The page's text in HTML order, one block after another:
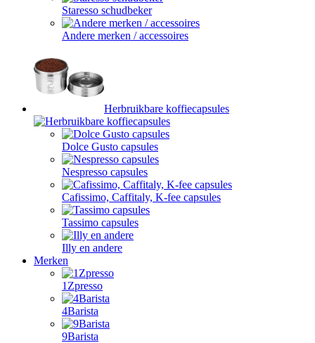
Staresso schudbeker
Andere merken / accessoires
Herbruikbare koffiecapsules
Dolce Gusto capsules
Nespresso capsules
Cafissimo, Caffitaly, K-fee capsules
Tassimo capsules
Illy en andere
Merken
1Zpresso
4Barista
9Barista